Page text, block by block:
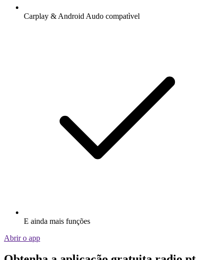
Carplay & Android Audo compatìvel
E ainda mais funções
Abrir o app